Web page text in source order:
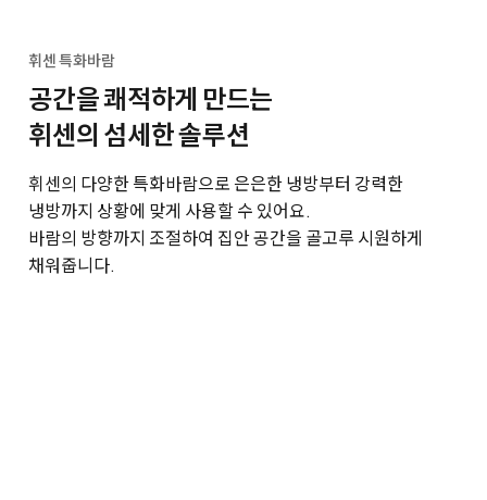
휘센 특화바람
공간을 쾌적하게 만드는
휘센의 섬세한 솔루션
휘센의 다양한 특화바람으로 은은한 냉방부터 강력한
냉방까지 상황에 맞게 사용할 수 있어요.
바람의 방향까지 조절하여 집안 공간을 골고루 시원하게
채워줍니다.